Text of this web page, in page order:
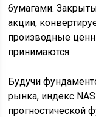
бумагами.
акции,
производные
принимаются.
Будучи
рынка, индекс
прогностической